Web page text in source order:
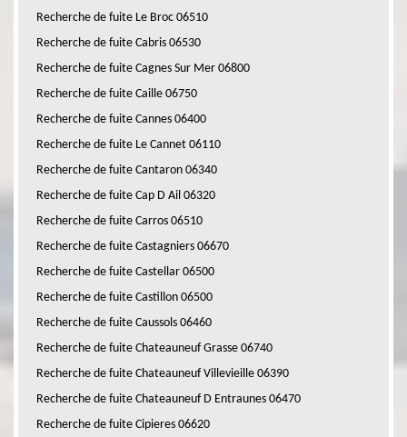
Recherche de fuite Le Broc 06510
Recherche de fuite Cabris 06530
Recherche de fuite Cagnes Sur Mer 06800
Recherche de fuite Caille 06750
Recherche de fuite Cannes 06400
Recherche de fuite Le Cannet 06110
Recherche de fuite Cantaron 06340
Recherche de fuite Cap D Ail 06320
Recherche de fuite Carros 06510
Recherche de fuite Castagniers 06670
Recherche de fuite Castellar 06500
Recherche de fuite Castillon 06500
Recherche de fuite Caussols 06460
Recherche de fuite Chateauneuf Grasse 06740
Recherche de fuite Chateauneuf Villevieille 06390
Recherche de fuite Chateauneuf D Entraunes 06470
Recherche de fuite Cipieres 06620